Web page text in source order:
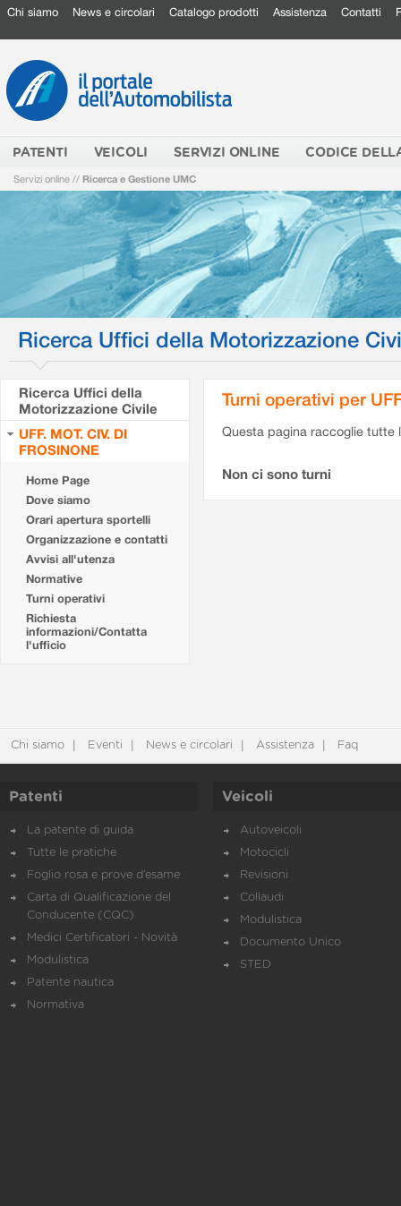
Chi siamo News e circolari Catalogo prodotti Assistenza Contatti
PATENTI VEICOLI SERVIZI ONLINE CODICE
Servizi online // Ricerca e Gestione UMC
Ricerca Uffici della Motorizzazione
Ricerca Uffici della
Motorizzazione Civile
UFF. MOT. CIV. DI
FROSINONE
Home Page
Dove siamo
Orari apertura sportelli
Organizzazione e contatti
Avvisi all'utenza
Normative
Turni operativi
Richiesta
informazioni/Contatta
l'ufficio
Turni operativi per
Questa pagina raccoglie tutte
Non ci sono turni
Chi siamo Eventi News e circolari Assistenza Faq
Patenti
La patente di guida
Tutte le pratiche
Foglio rosa e prove d’esame
Carta di Qualificazione del
Conducente (CQC)
Medici Certificatori - Novità
Modulistica
Patente nautica
Normativa
Veicoli
Autoveicoli
Motocicli
Revisioni
Collaudi
Modulistica
Documento Unico
STED